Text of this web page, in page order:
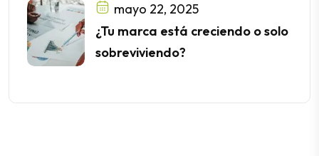
mayo 22, 2025
¿Tu marca está creciendo o solo
sobreviviendo?